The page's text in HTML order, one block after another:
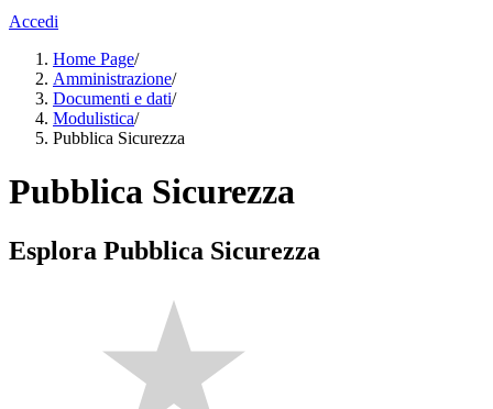
Accedi
Home Page/
Amministrazione/
Documenti e dati/
Modulistica/
Pubblica Sicurezza
Pubblica Sicurezza
Esplora Pubblica Sicurezza